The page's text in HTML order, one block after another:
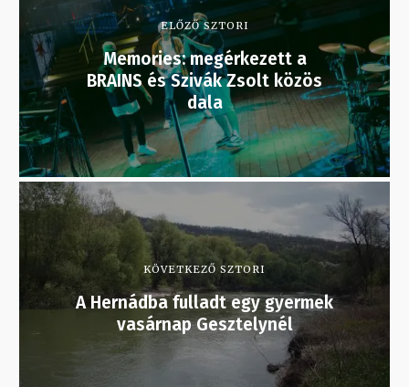
ELŐZŐ SZTORI
Memories: megérkezett a
BRAINS és Szivák Zsolt közös
dala
KÖVETKEZŐ SZTORI
A Hernádba fulladt egy gyermek
vasárnap Gesztelynél